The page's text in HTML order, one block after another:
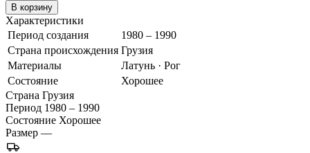
В корзину
Характеристики
Период создания
1980 – 1990
Страна происхождения Грузия
Материалы
Латунь · Рог
Состояние
Хорошее
Страна Грузия
Период 1980 – 1990
Состояние Хорошее
Размер —